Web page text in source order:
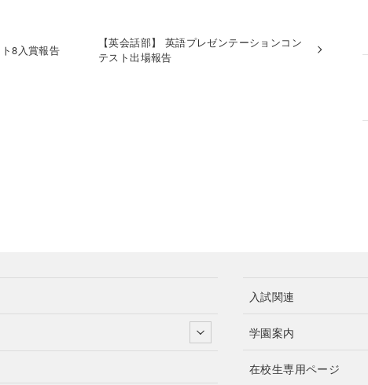
8入賞報告
【英会話部】 英語プレゼンテーションコン
テスト出場報告
入試関連
学園案内
在校生専用ページ